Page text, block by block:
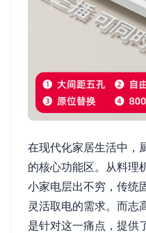
在现代化家居生活中，
的核心功能区。从料理
小家电层出不穷，传统
灵活取电的需求。而志
是针对这一痛点，提供